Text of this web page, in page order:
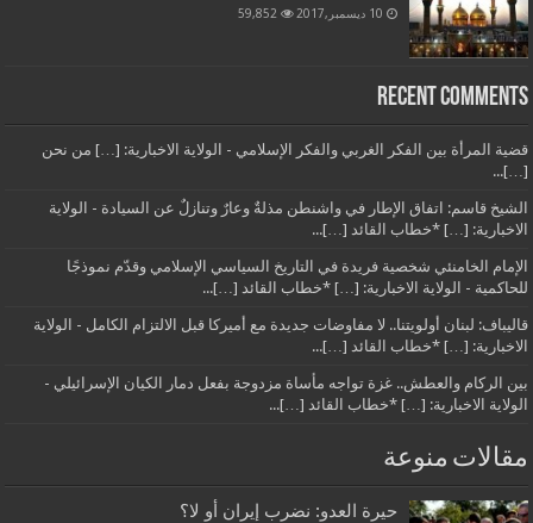
10 ديسمبر,2017 59,852
Recent Comments
قضية المرأة بين الفكر الغربي والفكر الإسلامي - الولاية الاخبارية: […] من نحن
[…]...
الشيخ قاسم: اتفاق الإطار في واشنطن مذلةٌ وعارٌ وتنازلٌ عن السيادة - الولاية
الاخبارية: […] *خطاب القائد […]...
الإمام الخامنئي شخصية فريدة في التاريخ السياسي الإسلامي وقدّم نموذجًا
للحاكمية - الولاية الاخبارية: […] *خطاب القائد […]...
قاليباف: لبنان أولويتنا.. لا مفاوضات جديدة مع أميركا قبل الالتزام الكامل - الولاية
الاخبارية: […] *خطاب القائد […]...
بين الركام والعطش.. غزة تواجه مأساة مزدوجة بفعل دمار الكيان الإسرائيلي -
الولاية الاخبارية: […] *خطاب القائد […]...
مقالات منوعة
حيرة العدو: نضرب إيران أو لا؟